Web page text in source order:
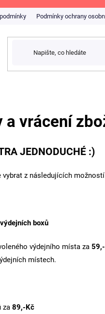
Podmínky ochrany
vrácení
JEDNODUCHÉ :)
z následujících
boxů
výdejního místa za
místech.
za 89,-Kč